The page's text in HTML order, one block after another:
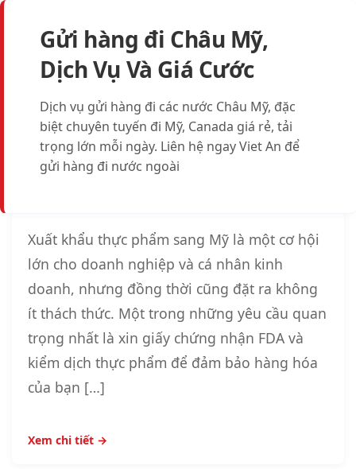
Gửi hàng đi Châu Mỹ,
Dịch Vụ Và Giá Cước
Dịch vụ gửi hàng đi các nước Châu Mỹ, đặc
biệt chuyên tuyến đi Mỹ, Canada giá rẻ, tải
trọng lớn mỗi ngày. Liên hệ ngay Viet An để
gửi hàng đi nước ngoài
Hướng Dẫn Chi Tiết Cách Làm Giấy Chứng Nhận
FDA và Kiểm Dịch Thực Phẩm Khi Gửi Hàng Đi Mỹ
Tháng 11 20, 2024
Xuất khẩu thực phẩm sang Mỹ là một cơ hội
lớn cho doanh nghiệp và cá nhân kinh
doanh, nhưng đồng thời cũng đặt ra không
ít thách thức. Một trong những yêu cầu quan
trọng nhất là xin giấy chứng nhận FDA và
kiểm dịch thực phẩm để đảm bảo hàng hóa
của bạn […]
Xem chi tiết →
Gửi Hàng E-commerce Đi Mỹ Chỉ Từ 158,000₫ Với
Việt An Express
Những Điều Cần Biết Khi Gửi Hàng Đi Mỹ Bằng
Đường Hàng Không
Gửi Hàng Đi Mỹ Cho Du Học Sinh: Hướng Dẫn Chi
Tiết & Tiết Kiệm Nhất 2024
Top 10 Kinh Nghiệm Gửi Hàng Đi Mỹ: Bí Quyết Vận
Chuyển Hiệu Quả và An Toàn
Gửi hàng đi Mỹ nhưng hàng hóa không được nhập
vào Mỹ- Điều gì sẽ xảy ra?